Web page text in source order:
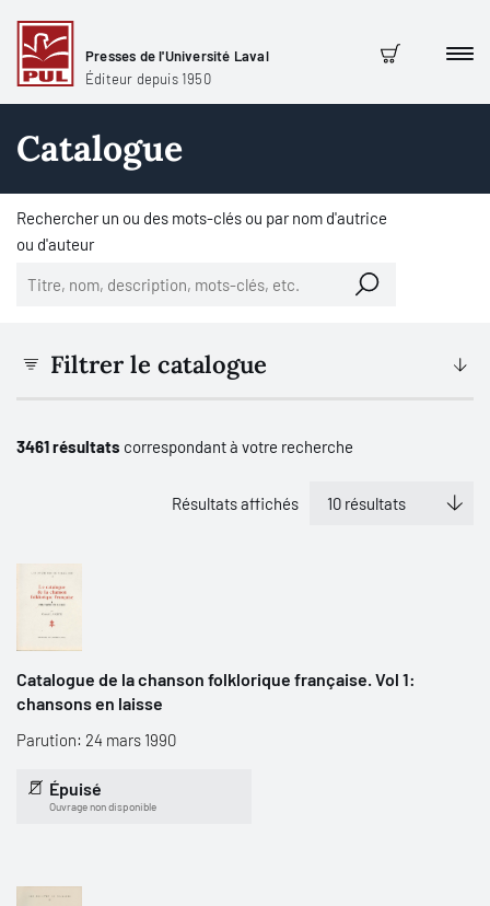
Presses de l'Université Laval
Éditeur depuis 1950
Panier
Catalogue
Rechercher un ou des mots-clés ou par nom d'autrice
ou d'auteur
Filtrer le catalogue
3461 résultats correspondant à votre recherche
Résultats affichés
Catalogue de la chanson folklorique française. Vol 1:
chansons en laisse
Parution: 24 mars 1990
Épuisé
Ouvrage non disponible